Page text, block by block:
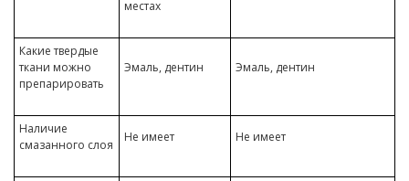
местах
Какие твердые
ткани можно
препарировать
Эмаль, дентин Эмаль, дентин
Наличие
смазанного слоя
Не имеет Не имеет